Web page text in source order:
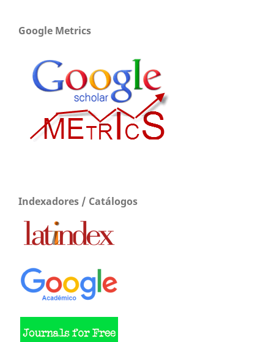
Google Metrics
Indexadores / Catálogos